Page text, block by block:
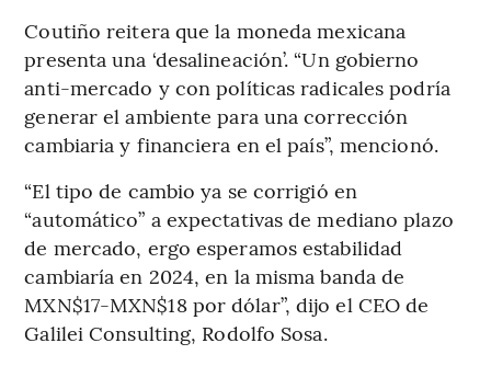
Coutiño reitera que la moneda mexicana
presenta una ‘desalineación’. “Un gobierno
anti-mercado y con políticas radicales podría
generar el ambiente para una corrección
cambiaria y financiera en el país”, mencionó.
“El tipo de cambio ya se corrigió en
“automático” a expectativas de mediano plazo
de mercado, ergo esperamos estabilidad
cambiaría en 2024, en la misma banda de
MXN$17-MXN$18 por dólar”, dijo el CEO de
Galilei Consulting, Rodolfo Sosa.